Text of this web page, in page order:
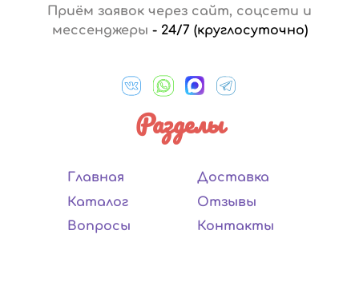
Приём заявок через сайт, соцсети и
мессенджеры - 24/7 (круглосуточно)
Разделы
Главная
Каталог
Вопросы
Доставка
Отзывы
Контакты